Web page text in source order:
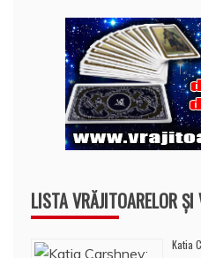
LISTA VRĂJITOARELOR
Katia